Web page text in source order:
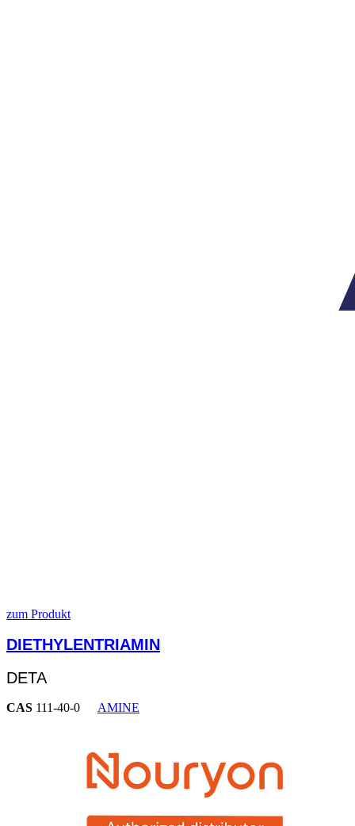
zum Produkt
DIETHYLENTRIAMIN
DETA
CAS 111-40-0 AMINE